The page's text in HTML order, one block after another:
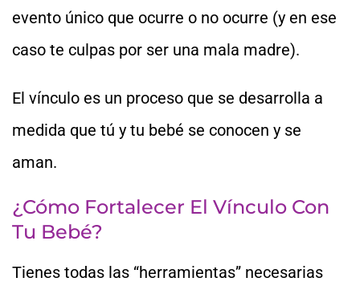
evento único que ocurre o no ocurre (y en ese
caso te culpas por ser una mala madre).
El vínculo es un proceso que se desarrolla a
medida que tú y tu bebé se conocen y se
aman.
¿Cómo Fortalecer El Vínculo Con
Tu Bebé?
Tienes todas las “herramientas” necesarias